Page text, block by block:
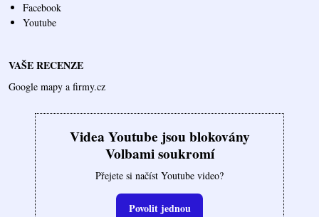
Facebook
Youtube
VAŠE RECENZE
Google mapy a firmy.cz
Videa Youtube jsou blokovány
Volbami soukromí
Přejete si načíst Youtube video?
Povolit jednou